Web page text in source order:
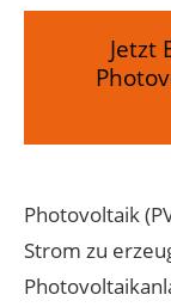
Jetzt
Photovoltaik
Strom zu